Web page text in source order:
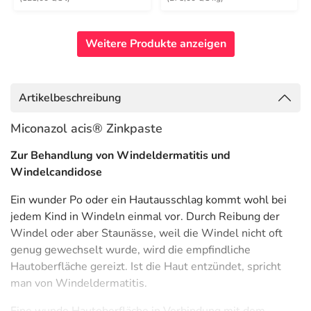
Weitere Produkte anzeigen
Artikelbeschreibung
Miconazol acis® Zinkpaste
Zur Behandlung von Windeldermatitis und
Windelcandidose
Ein wunder Po oder ein Hautausschlag kommt wohl bei
jedem Kind in Windeln einmal vor. Durch Reibung der
Windel oder aber Staunässe, weil die Windel nicht oft
genug gewechselt wurde, wird die empfindliche
Hautoberfläche gereizt. Ist die Haut entzündet, spricht
man von Windeldermatitis.